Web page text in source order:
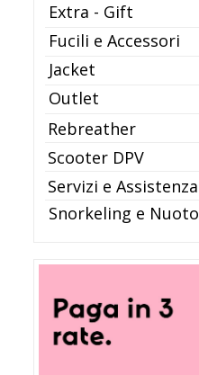
Extra - Gift
Fucili e Accessori
Jacket
Outlet
Rebreather
Scooter DPV
Servizi e Assistenza
Snorkeling e Nuoto